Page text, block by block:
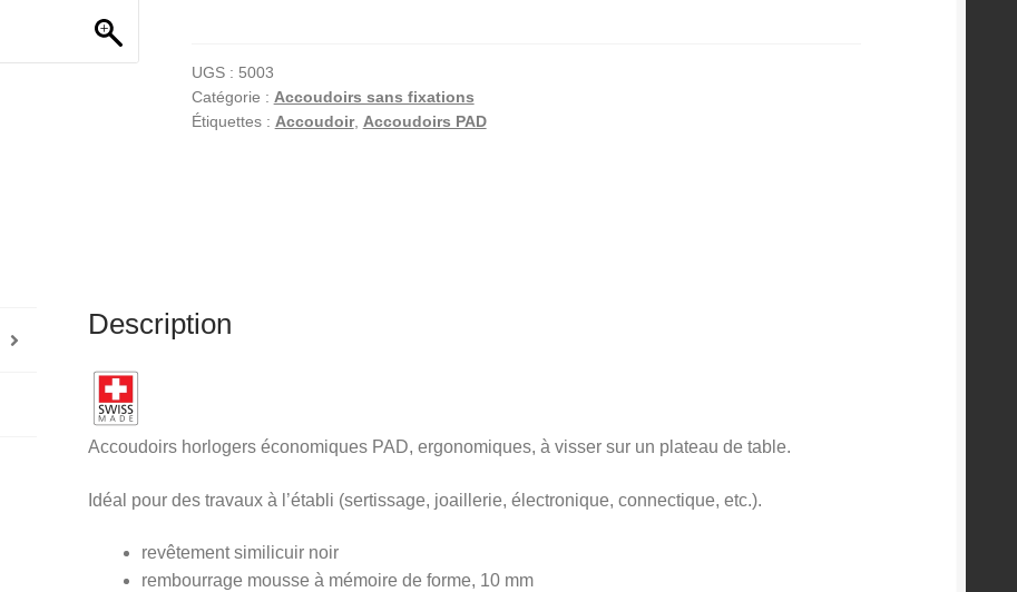
économiques
PAD
a
UGS : 5003
Catégorie : Accoudoirs sans fixations
Étiquettes : Accoudoir, Accoudoirs PAD
Description
Accoudoirs horlogers économiques PAD, ergonomiques, à visser sur un plateau de table.
Idéal pour des travaux à l’établi (sertissage, joaillerie, électronique, connectique, etc.).
revêtement similicuir noir
rembourrage mousse à mémoire de forme, 10 mm